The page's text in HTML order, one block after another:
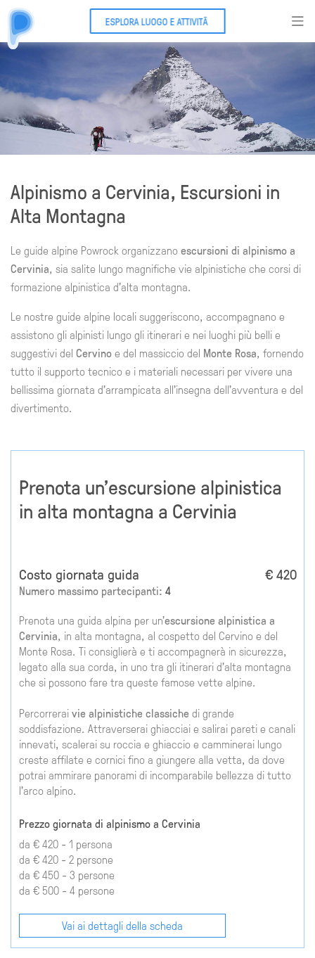
Alpinismo a Cervinia, Escursioni in
Alta Montagna
Le guide alpine Powrock organizzano escursioni di alpinismo a
Cervinia, sia salite lungo magnifiche vie alpinistiche che corsi di
formazione alpinistica d'alta montagna.
Le nostre guide alpine locali suggeriscono, accompagnano e
assistono gli alpinisti lungo gli itinerari e nei luoghi più belli e
suggestivi del Cervinoe del massiccio del Monte Rosa, fornendo
tutto il supporto tecnico e i materiali necessari per vivere una
bellissima giornata d'arrampicata all'insegna dell'avventura e del
divertimento.
Prenota un'escursione alpinistica
in alta montagna a Cervinia
Costo giornata guida € 420
Numero massimo partecipanti: 4
Prenota una guida alpina per un'escursione alpinistica a
Cervinia, in alta montagna, al cospetto del Cervino e del
Monte Rosa. Ti consiglierà e ti accompagnerà in sicurezza,
legato alla sua corda, in uno tra gli itinerari d'alta montagna
che si possono fare tra queste famose vette alpine.
Percorreraivie alpinistiche classichedi grande
soddisfazione. Attraverserai ghiacciai e salirai pareti e canali
innevati, scalerai su roccia e ghiaccio e camminerai lungo
creste affilate e cornici fino a giungere alla vetta, da dove
potrai ammirare panorami di incomparabile bellezza di tutto
l'arco alpino.
Prezzo giornata di alpinismo a Cervinia
da € 420 - 1 persona
da € 420 - 2 persone
da € 450 - 3 persone
da € 500 - 4 persone
Vai ai dettagli della scheda
ESPLORA LUOGO E ATTIVITÃ